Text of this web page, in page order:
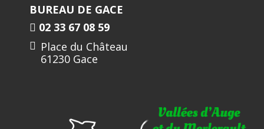
BUREAU DE GACE
02 33 67 08 59
Place du Château
61230 Gace